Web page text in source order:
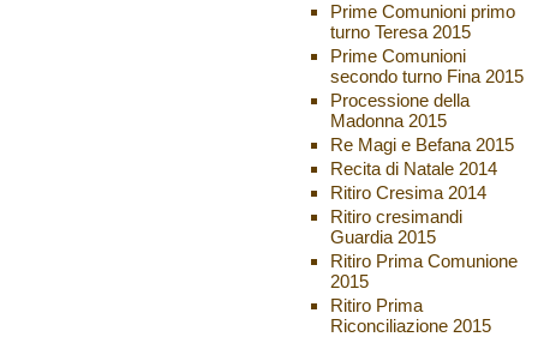
Prime Comunioni primo
turno Teresa 2015
Prime Comunioni
secondo turno Fina 2015
Processione della
Madonna 2015
Re Magi e Befana 2015
Recita di Natale 2014
Ritiro Cresima 2014
Ritiro cresimandi
Guardia 2015
Ritiro Prima Comunione
2015
Ritiro Prima
Riconciliazione 2015